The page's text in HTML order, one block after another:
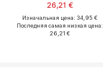
26,21 €
Изначальная цена: 34,95 €
Последняя самая низкая цена:
26,21 €